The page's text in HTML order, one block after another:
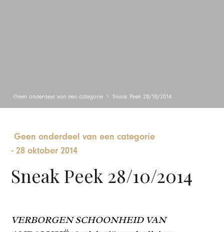
Geen onderdeel van een categorie Sneak Peek 28/10/2014
Geen onderdeel van een categorie
-28 oktober 2014
Sneak Peek 28/10/2014
VERBORGEN SCHOONHEID VAN